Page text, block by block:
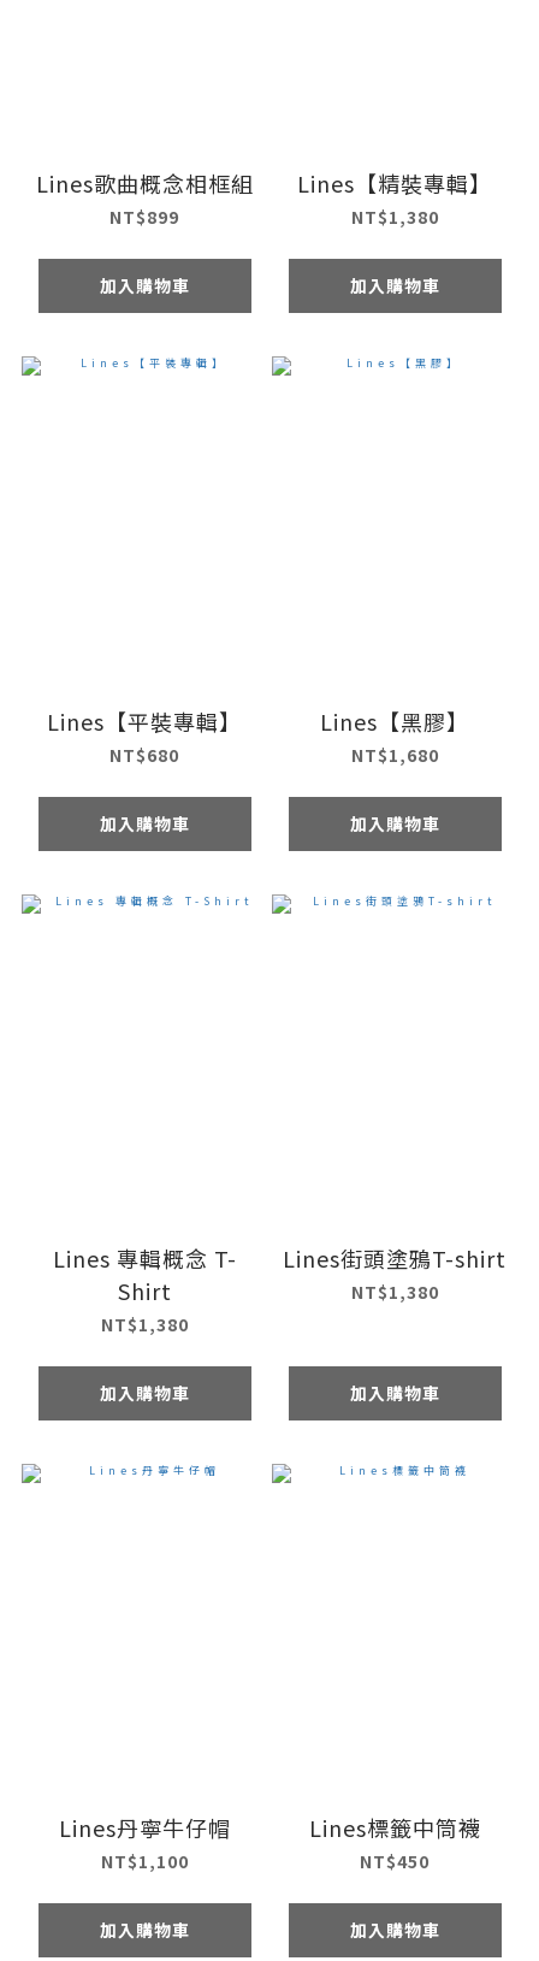
Lines歌曲概念相框組
NT$899
加入購物車
Lines【精裝專輯】
NT$1,380
加入購物車
Lines【平裝專輯】
NT$680
加入購物車
Lines【黑膠】
NT$1,680
加入購物車
Lines 專輯概念 T-
Shirt
NT$1,380
加入購物車
Lines街頭塗鴉T-shirt
NT$1,380
加入購物車
Lines丹寧牛仔帽
NT$1,100
加入購物車
Lines標籤中筒襪
NT$450
加入購物車